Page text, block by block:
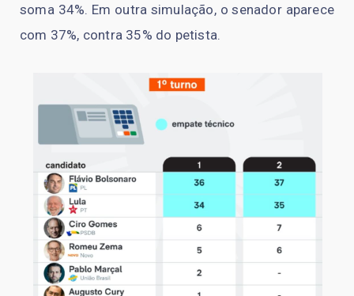
soma 34%. Em outra simulação, o senador aparece
com 37%, contra 35% do petista.